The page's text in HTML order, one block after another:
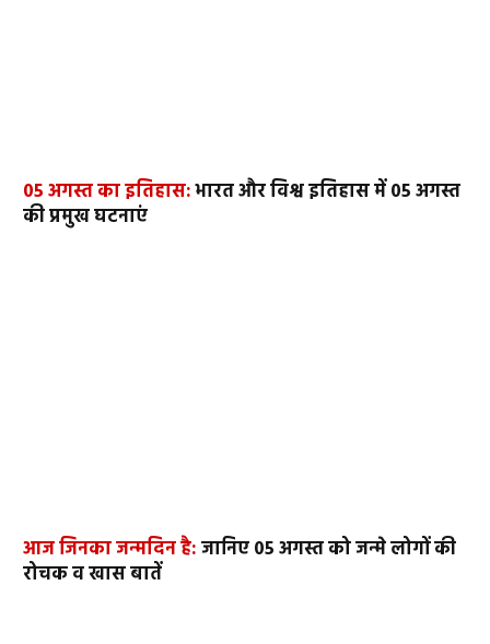
05 अगस्त का इतिहास:भारत और विश्व इतिहास में 05 अगस्त
की प्रमुख घटनाएं
आज जिनका जन्मदिन है:जानिए 05 अगस्त को जन्मे लोगों की
रोचक व खास बातें